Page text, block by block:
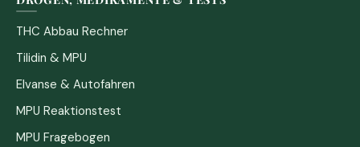
THC Abbau Rechner
Tilidin & MPU
Elvanse & Autofahren
MPU Reaktionstest
MPU Fragebogen